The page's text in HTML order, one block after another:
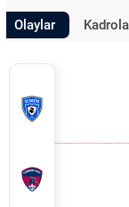
Olaylar